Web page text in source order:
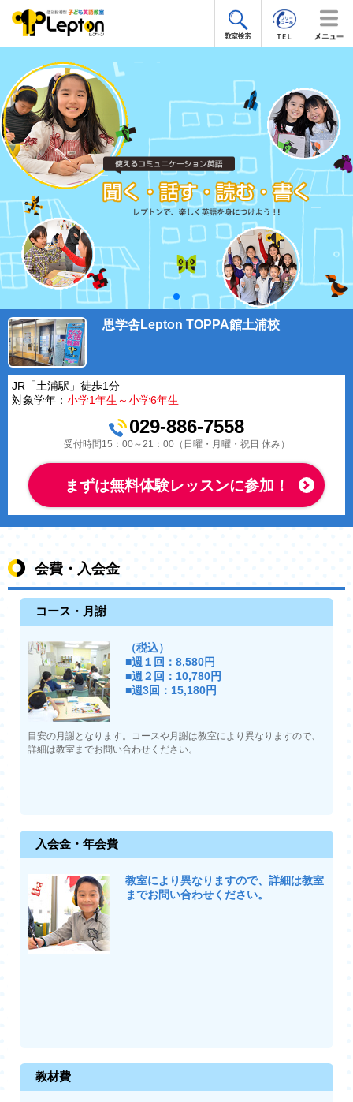
思学舎Lepton TOPPA館土浦校
JR「土浦駅」徒歩1分
対象学年： 小学1年生～小学6年生
029-886-7558
受付時間15：00～21：00（日曜・月曜・祝日 休み）
まずは無料体験レッスンに参加！
会費・入会金
コース・月謝
（税込）
■週１回：8,580円
■週２回：10,780円
■週3回：15,180円
目安の月謝となります。コースや月謝は教室により異なりますので、
詳細は教室までお問い合わせください。
入会金・年会費
教室により異なりますので、詳細は教室
までお問い合わせください。
教材費